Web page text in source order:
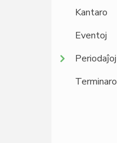
Kantaro
Eventoj
Periodaĵoj
Terminaro